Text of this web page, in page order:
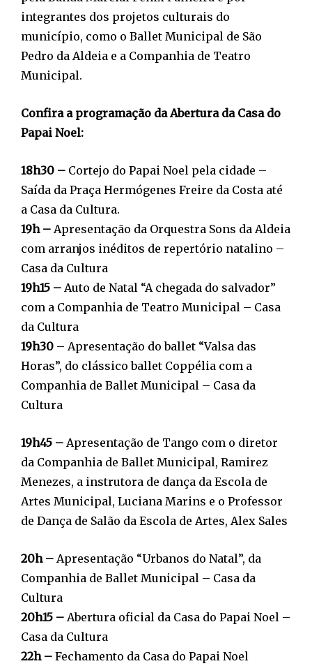
integrantes dos projetos culturais do
município, como o Ballet Municipal de São
Pedro da Aldeia e a Companhia de Teatro
Municipal.
Confira a programação da Abertura da Casa do
Papai Noel:
18h30 – Cortejo do Papai Noel pela cidade –
Saída da Praça Hermógenes Freire da Costa até
a Casa da Cultura.
19h – Apresentação da Orquestra Sons da Aldeia
com arranjos inéditos de repertório natalino –
Casa da Cultura
19h15 – Auto de Natal “A chegada do salvador”
com a Companhia de Teatro Municipal – Casa
da Cultura
19h30 – Apresentação do ballet “Valsa das
Horas”, do clássico ballet Coppélia com a
Companhia de Ballet Municipal – Casa da
Cultura
19h45 – Apresentação de Tango com o diretor
da Companhia de Ballet Municipal, Ramirez
Menezes, a instrutora de dança da Escola de
Artes Municipal, Luciana Marins e o Professor
de Dança de Salão da Escola de Artes, Alex Sales
20h – Apresentação “Urbanos do Natal”, da
Companhia de Ballet Municipal – Casa da
Cultura
20h15 – Abertura oficial da Casa do Papai Noel –
Casa da Cultura
22h – Fechamento da Casa do Papai Noel